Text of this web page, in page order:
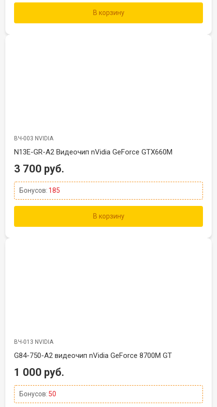
В корзину
ВЧ-003 NVIDIA
N13E-GR-A2 Видеочип nVidia GeForce GTX660M
3 700 руб.
Бонусов: 185
В корзину
ВЧ-013 NVIDIA
G84-750-A2 видеочип nVidia GeForce 8700M GT
1 000 руб.
Бонусов: 50